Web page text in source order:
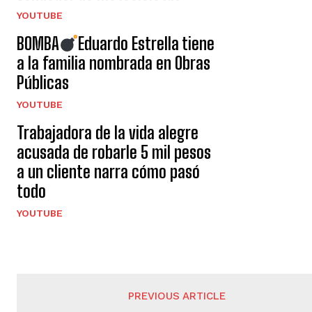
YOUTUBE
BOMBA
Eduardo Estrella tiene
a la familia nombrada en Obras
Públicas
YOUTUBE
Trabajadora de la vida alegre
acusada de robarle 5 mil pesos
a un cliente narra cómo pasó
todo
YOUTUBE
PREVIOUS ARTICLE